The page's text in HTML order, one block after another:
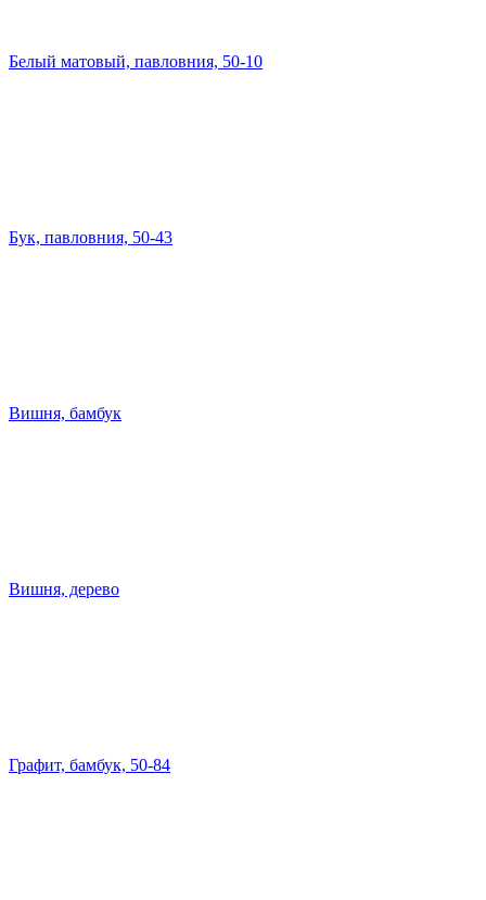
Белый матовый, павловния, 50-10
Бук, павловния, 50-43
Вишня, бамбук
Вишня, дерево
Графит, бамбук, 50-84